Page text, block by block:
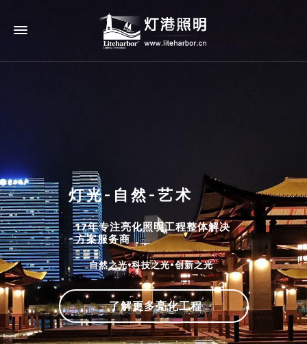
灯光-自然-艺术
17年专注亮化照明工程整体解决
方案服务商
自然之光•科技之光•创新之光
了解更多亮化工程